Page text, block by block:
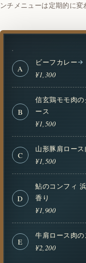
ンチメニューは定期的に変
A
ビーフカレー
¥1,300
B
信玄鶏モモ肉
ース
¥1,500
C
山形豚肩ロー
¥1,500
D
鮎のコンフィ
香り
¥1,900
E
牛肩ロース肉
¥2,200